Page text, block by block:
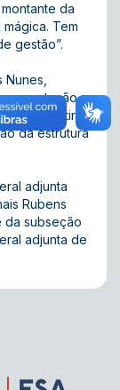
da
Tem
gestão”.
a prestação
em garantir
da estrutura
adjunta
Rubens
da subseção
adjunta de